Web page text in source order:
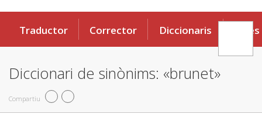
Traductor Corrector Diccionaris Eines
Diccionari de sinònims: «brunet»
Compartiu